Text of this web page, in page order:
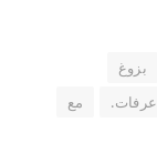
بزوغ
عرفات.
مع